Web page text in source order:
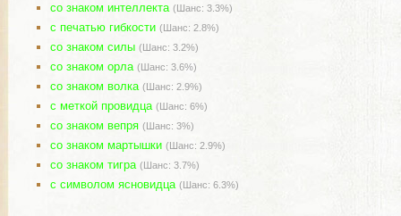
со знаком интеллекта (Шанс: 3.3%)
с печатью гибкости (Шанс: 2.8%)
со знаком силы (Шанс: 3.2%)
со знаком орла (Шанс: 3.6%)
со знаком волка (Шанс: 2.9%)
с меткой провидца (Шанс: 6%)
со знаком вепря (Шанс: 3%)
со знаком мартышки (Шанс: 2.9%)
со знаком тигра (Шанс: 3.7%)
с символом ясновидца (Шанс: 6.3%)
Добывается с (319) Комментарии